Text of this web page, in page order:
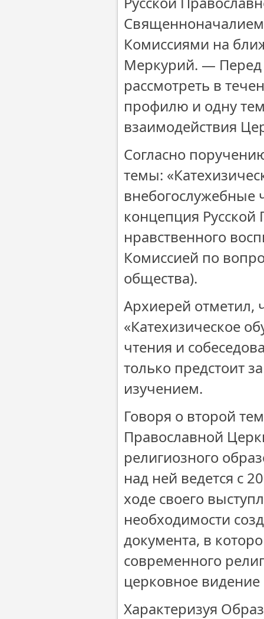
Комиссиями на
Меркурий. — Перед
рассмотреть в
профилю и одну
взаимодействия
Согласно
темы:
внебогослужебные
концепция
нравственного
Комиссией по
общества).
Архиерей отметил,
«Катехизическое
чтения и
только предстоит
изучением.
Говоря о второй
Православной
религиозного
над ней ведется с
ходе своего
необходимости
документа, в
современного
церковное видение
Характеризуя